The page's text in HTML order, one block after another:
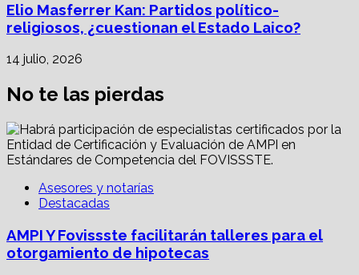
Elio Masferrer Kan: Partidos político-
religiosos, ¿cuestionan el Estado Laico?
14 julio, 2026
No te las pierdas
Asesores y notarías
Destacadas
AMPI Y Fovissste facilitarán talleres para el
otorgamiento de hipotecas